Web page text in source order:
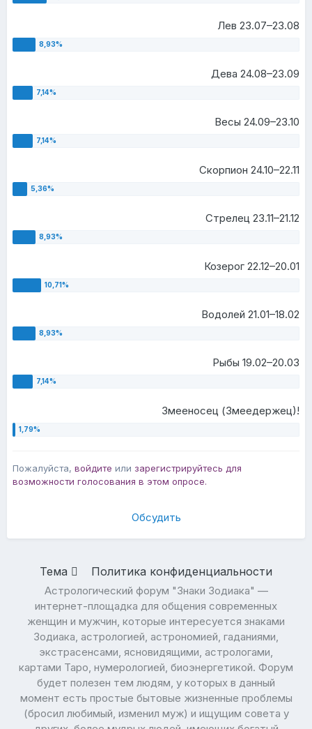
Лев 23.07–23.08
Дева 24.08–23.09
Весы 24.09–23.10
Скорпион 24.10–22.11
Стрелец 23.11–21.12
Козерог 22.12–20.01
Водолей 21.01–18.02
Рыбы 19.02–20.03
Змееносец (Змеедержец)!
Пожалуйста, войдите или зарегистрируйтесь для
возможности голосования в этом опросе.
Обсудить
Тема Политика конфиденциальности
Астрологический форум "Знаки Зодиака" —
интернет-площадка для общения современных
женщин и мужчин, которые интересуется знаками
Зодиака, астрологией, астрономией, гаданиями,
экстрасенсами, ясновидящими, астрологами,
картами Таро, нумерологией, биоэнергетикой. Форум
будет полезен тем людям, у которых в данный
момент есть простые бытовые жизненные проблемы
(бросил любимый, изменил муж) и ищущим совета у